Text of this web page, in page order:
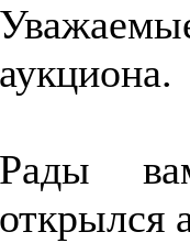
аукциона.
Рады
открылся